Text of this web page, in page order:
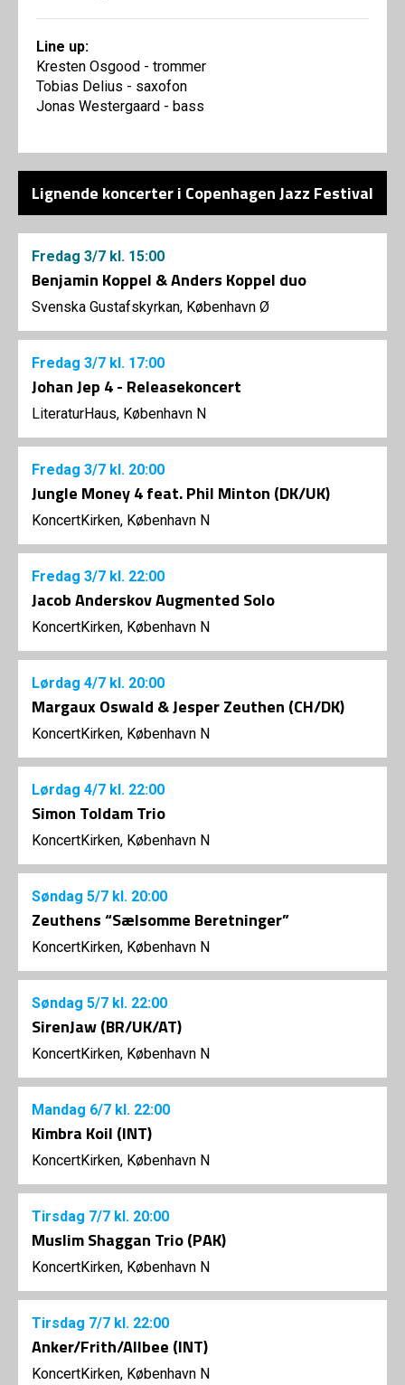
Line up:
Kresten Osgood - trommer
Tobias Delius - saxofon
Jonas Westergaard - bass
Lignende koncerter i Copenhagen Jazz Festival
Fredag 3/7 kl. 15:00
Benjamin Koppel & Anders Koppel duo
Svenska Gustafskyrkan, København Ø
Fredag 3/7 kl. 17:00
Johan Jep 4 - Releasekoncert
LiteraturHaus, København N
Fredag 3/7 kl. 20:00
Jungle Money 4 feat. Phil Minton (DK/UK)
KoncertKirken, København N
Fredag 3/7 kl. 22:00
Jacob Anderskov Augmented Solo
KoncertKirken, København N
Lørdag 4/7 kl. 20:00
Margaux Oswald & Jesper Zeuthen (CH/DK)
KoncertKirken, København N
Lørdag 4/7 kl. 22:00
Simon Toldam Trio
KoncertKirken, København N
Søndag 5/7 kl. 20:00
Zeuthens “Sælsomme Beretninger”
KoncertKirken, København N
Søndag 5/7 kl. 22:00
SirenJaw (BR/UK/AT)
KoncertKirken, København N
Mandag 6/7 kl. 22:00
Kimbra Koil (INT)
KoncertKirken, København N
Tirsdag 7/7 kl. 20:00
Muslim Shaggan Trio (PAK)
KoncertKirken, København N
Tirsdag 7/7 kl. 22:00
Anker/Frith/Allbee (INT)
KoncertKirken, København N